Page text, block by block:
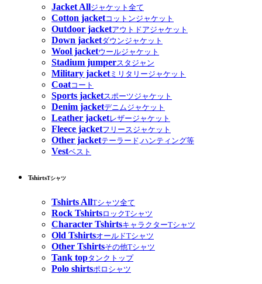
Jacket Allジャケット全て
Cotton jacketコットンジャケット
Outdoor jacketアウトドアジャケット
Down jacketダウンジャケット
Wool jacketウールジャケット
Stadium jumperスタジャン
Military jacketミリタリージャケット
Coatコート
Sports jacketスポーツジャケット
Denim jacketデニムジャケット
Leather jacketレザージャケット
Fleece jacketフリースジャケット
Other jacketテーラード,ハンティング等
Vestベスト
TshirtsTシャツ
Tshirts AllTシャツ全て
Rock TshirtsロックTシャツ
Character TshirtsキャラクターTシャツ
Old TshirtsオールドTシャツ
Other Tshirtsその他Tシャツ
Tank topタンクトップ
Polo shirtsポロシャツ